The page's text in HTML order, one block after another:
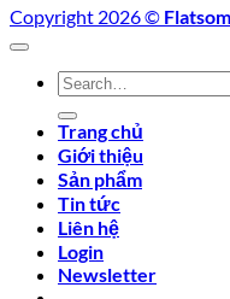
Copyright 2026 ©
Search
for:
Trang chủ
Giới thiệu
Sản phẩm
Tin tức
Liên hệ
Login
Newsletter